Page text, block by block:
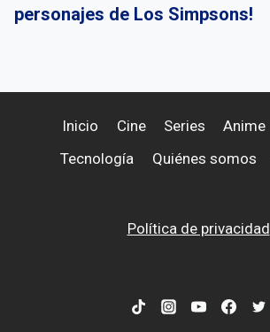
personajes de Los Simpsons!
Inicio Cine Series Anime
Tecnología
Quiénes somos
Política de privacidad